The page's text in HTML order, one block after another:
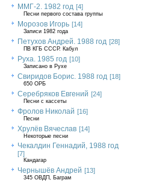
ММГ-2. 1982 год [4]
Песни первого состава группы
Морозов Игорь [14]
Записи 1982 года
Петухов Андрей. 1988 год [28]
ПВ КГБ СССР. Кабул
Руха. 1985 год [10]
Записано в Рухе
Свиридов Борис. 1988 год [18]
650 ОРБ
Серебряков Евгений [24]
Песни с кассеты
Фролов Николай [16]
Песни
Хрулёв Вячеслав [14]
Некоторые песни
Чекалдин Геннадий, 1988 год
[7]
Кандагар
Чернышёв Андрей [13]
345 ОВДП, Баграм